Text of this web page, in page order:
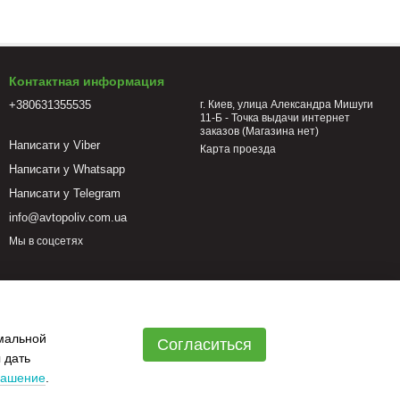
монтирую на это место муфту);
составов.
переходника. Назначение определяется конструкцией.
труб с усилием.
при переходе на другой типоразмер труб для
цанговое соединения (ввод трубы), с другой наружную
модулей.
почвы);
Контактная информация
+380631355535
Написати у Viber
Написати у Whatsapp
Написати у Telegram
info@avtopoliv.com.ua
г. Киев, улица Александра Мишуги
11-Б - Точка выдачи интернет
заказов (Магазина нет)
Карта проезда
Мы в соцсетях
дать
Согласиться